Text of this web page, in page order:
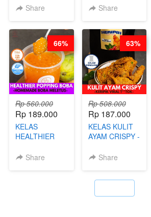
HOL**ND -
LEGENDARIS -
BY CHEF DITA
Share
BY CHEF DITA
Share
Rp 560.000
Rp 189.000
KELAS
HEALTHIER
BOBA -
Share
66%
Rp 508.000
Rp 187.000
KELAS KULIT
AYAM CRISPY -
T**TOK - BY
Share
63%